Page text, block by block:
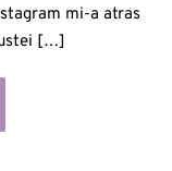
mi-a atras
[…]